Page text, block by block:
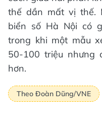
thế dần mất vị thế.
biển số Hà Nội có
trong khi một mẫu
50-100 triệu
hơn.
Theo Đoàn Dũng/VNE